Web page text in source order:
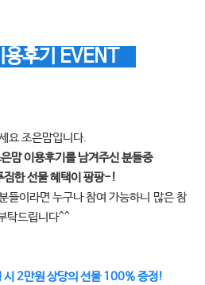
후기 EVENT
요 조은맘입니다.
맘 이용후기를 남겨주신 분들중
짐한 선물 혜택이 팡팡-!
들이라면 누구나 참여 가능하니 많은 참
탁드립니다^^
시 2만원 상당의 선물 100% 증정!